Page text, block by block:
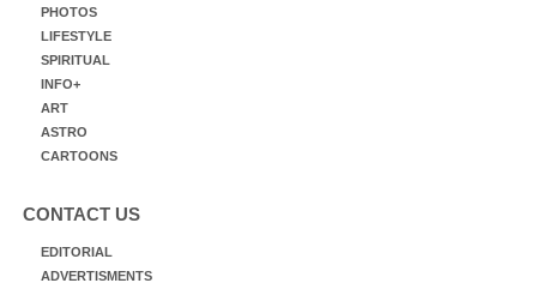
PHOTOS
LIFESTYLE
SPIRITUAL
INFO+
ART
ASTRO
CARTOONS
CONTACT US
EDITORIAL
ADVERTISMENTS